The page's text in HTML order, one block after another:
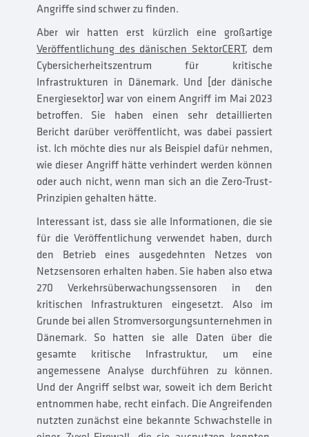
Angriffe sind schwer zu finden.
Aber wir hatten erst kürzlich eine großartige
Veröffentlichung des dänischen SektorCERT, dem
Cybersicherheitszentrum für kritische
Infrastrukturen in Dänemark. Und [der dänische
Energiesektor] war von einem Angriff im Mai 2023
betroffen. Sie haben einen sehr detaillierten
Bericht darüber veröffentlicht, was dabei passiert
ist. Ich möchte dies nur als Beispiel dafür nehmen,
wie dieser Angriff hätte verhindert werden können
oder auch nicht, wenn man sich an die Zero-Trust-
Prinzipien gehalten hätte.
Interessant ist, dass sie alle Informationen, die sie
für die Veröffentlichung verwendet haben, durch
den Betrieb eines ausgedehnten Netzes von
Netzsensoren erhalten haben. Sie haben also etwa
270 Verkehrsüberwachungssensoren in den
kritischen Infrastrukturen eingesetzt. Also im
Grunde bei allen Stromversorgungsunternehmen in
Dänemark. So hatten sie alle Daten über die
gesamte kritische Infrastruktur, um eine
angemessene Analyse durchführen zu können.
Und der Angriff selbst war, soweit ich dem Bericht
entnommen habe, recht einfach. Die Angreifenden
nutzten zunächst eine bekannte Schwachstelle in